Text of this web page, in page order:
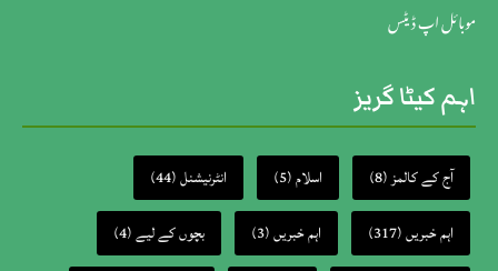
موبائل اپ ڈیٹس
اہم کیٹا گریز
آج کے کالمز(8) اسلام(5) انٹرنیشنل(44)
اہم خبریں(317) اہم خبریں(3) بچوں کے لیے(4)